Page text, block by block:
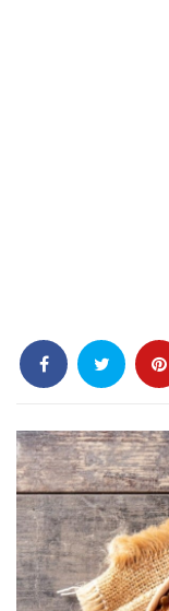
Gastronomía
Lenguaje
Leyes
Literatura